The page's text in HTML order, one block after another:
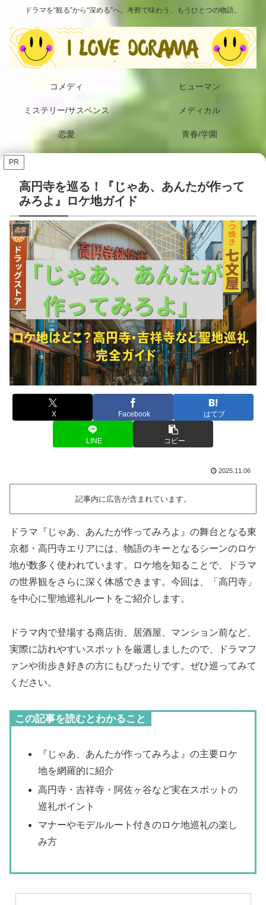
ドラマを“観る”から“深める”へ。考察で味わう、もうひとつの物語。
コメディ ヒューマン
ミステリー/サスペンス メディカル
恋愛 青春/学園
PR
高円寺を巡る！『じゃあ、あんたが作って
みろよ』ロケ地ガイド
恋愛
X Facebook はてブ
LINE コピー
2025.11.06
記事内に広告が含まれています。
ドラマ『じゃあ、あんたが作ってみろよ』の舞台となる東
京都・高円寺エリアには、物語のキーとなるシーンのロケ
地が数多く使われています。ロケ地を知ることで、ドラマ
の世界観をさらに深く体感できます。今回は、「高円寺」
を中心に聖地巡礼ルートをご紹介します。
ドラマ内で登場する商店街、居酒屋、マンション前など、
実際に訪れやすいスポットを厳選しましたので、ドラマフ
ァンや街歩き好きの方にもぴったりです。ぜひ巡ってみて
ください。
この記事を読むとわかること
『じゃあ、あんたが作ってみろよ』の主要ロケ
地を網羅的に紹介
高円寺・吉祥寺・阿佐ヶ谷など実在スポットの
巡礼ポイント
マナーやモデルルート付きのロケ地巡礼の楽し
み方